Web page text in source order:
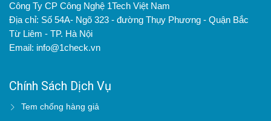
Công Ty CP Công Nghệ 1Tech Việt Nam
Địa chỉ: Số 54A- Ngõ 323 - đường Thụy Phương - Quận Bắc
Từ Liêm - TP. Hà Nội
Email: info@1check.vn
Chính Sách Dịch Vụ
Tem chống hàng giả